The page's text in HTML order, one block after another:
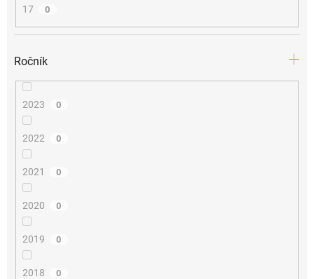
17 0
Ročník
2023 0
2022 0
2021 0
2020 0
2019 0
2018 0